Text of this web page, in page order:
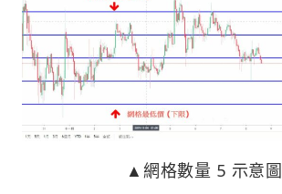
▲網格數量 5 示意圖